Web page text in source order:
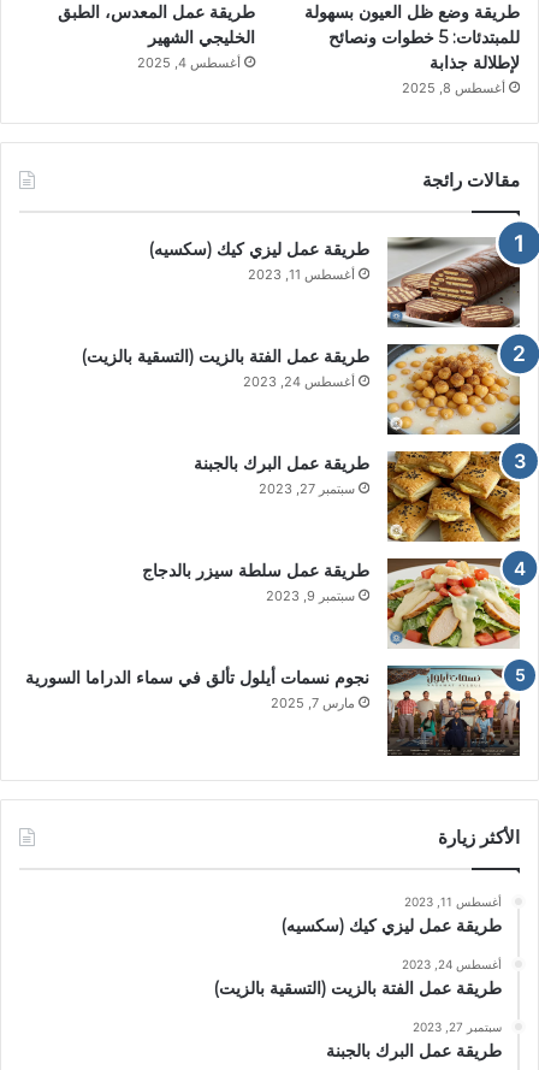
طريقة وضع ظل العيون بسهولة
للمبتدئات: 5 خطوات ونصائح
لإطلالة جذابة
أغسطس 8, 2025
طريقة عمل المعدس، الطبق
الخليجي الشهير
أغسطس 4, 2025
مقالات رائجة
طريقة عمل ليزي كيك (سكسيه)
أغسطس 11, 2023
طريقة عمل الفتة بالزيت (التسقية بالزيت)
أغسطس 24, 2023
طريقة عمل البرك بالجبنة
سبتمبر 27, 2023
طريقة عمل سلطة سيزر بالدجاج
سبتمبر 9, 2023
نجوم نسمات أيلول تألق في سماء الدراما السورية
مارس 7, 2025
الأكثر زيارة
أغسطس 11, 2023
طريقة عمل ليزي كيك (سكسيه)
أغسطس 24, 2023
طريقة عمل الفتة بالزيت (التسقية بالزيت)
سبتمبر 27, 2023
طريقة عمل البرك بالجبنة